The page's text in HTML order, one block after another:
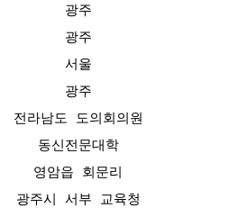
광주
광주
서울
광주
전라남도 도의회의원
동신전문대학
영암읍 회문리
광주시 서부 교육청